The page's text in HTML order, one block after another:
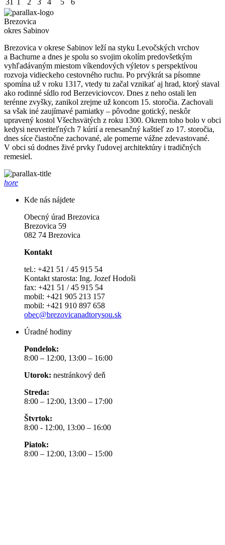
31 1 2 3 4 5 6
Brezovica
okres Sabinov
Brezovica v okrese Sabinov leží na styku Levočských vrchov
a Bachurne a dnes je spolu so svojim okolím predovšetkým
vyhľadávaným miestom víkendových výletov s perspektívou
rozvoja vidieckeho cestovného ruchu. Po prvýkrát sa písomne
spomína už v roku 1317, vtedy tu začal vznikať aj hrad, ktorý staval
ako rodinné sídlo rod Berzeviciovcov. Dnes z neho ostali len
terénne zvyšky, zanikol zrejme už koncom 15. storočia. Zachovali
sa však iné zaujímavé pamiatky – pôvodne gotický, neskôr
upravený kostol Všechsvätých z roku 1300. Okrem toho bolo v obci
kedysi neuveriteľných 7 kúrií a renesančný kaštieľ zo 17. storočia,
dnes síce čiastočne zachované, ale pomerne vážne zdevastované.
V obci sú dodnes živé prvky ľudovej architektúry i tradičných
remesiel.
hore
Kde nás nájdete
Obecný úrad Brezovica
Brezovica 59
082 74 Brezovica
Kontakt
tel.: +421 51 / 45 915 54
Kontakt starosta: Ing. Jozef Hodoši
fax: +421 51 / 45 915 54
mobil: +421 905 213 157
mobil: +421 910 897 658
obec@brezovicanadtorysou.sk
Úradné hodiny
Pondelok:
8:00 – 12:00, 13:00 – 16:00
Utorok: nestránkový deň
Streda:
8:00 – 12:00, 13:00 – 17:00
Štvrtok:
8:00 - 12:00, 13:00 – 16:00
Piatok:
8:00 – 12:00, 13:00 – 15:00